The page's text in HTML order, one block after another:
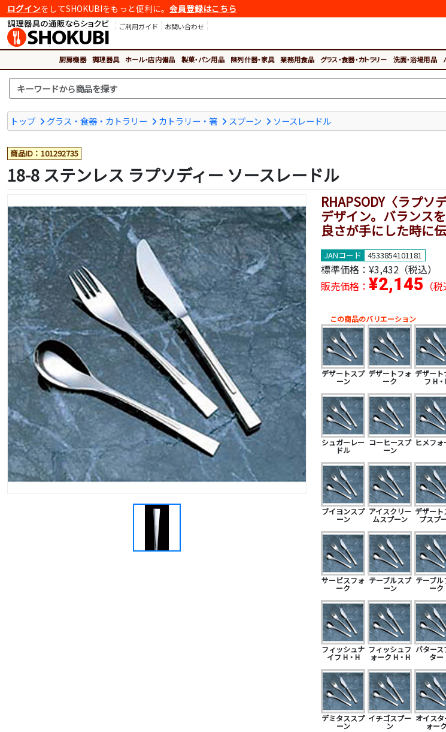
ログインをしてSHOKUBIをもっと便利に。 会員登録はこちら
ご利用ガイド
お問い合わせ
厨房機器 調理器具 ホール・店内備品 製菓・パン用品 陳列什器・家具 業務用食品 グラス・食器・カトラリー 洗面・浴場用品
トップ グラス・食器・カトラリー カトラリー・箸 スプーン ソースレードル
商品ID：101292735
18-8 ステンレス ラプソディー ソースレードル
RHAPSODY〈ラプソ
デザイン。バランス
良さが手にした時に伝
JANコード 4533854101181
標準価格： ¥3,432（税込）
販売価格： ¥2,145 （
この商品のバリエーション
デザートスプ
ーン
デザートフォ
ーク
デザート
フ H
シュガーレー
ドル
コーヒースプ
ーン
ヒメフォ
ブイヨンスプ
ーン
アイスクリー
ムスプーン
デザート
プスプ
サービスフォ
ーク
テーブルスプ
ーン
テーブル
ーク
フィッシュナ
イフ H・H
フィッシュフ
ォーク H・H
バタース
ター
デミタススプ
ーン
イチゴスプー
ン
オイスタ
ォーク